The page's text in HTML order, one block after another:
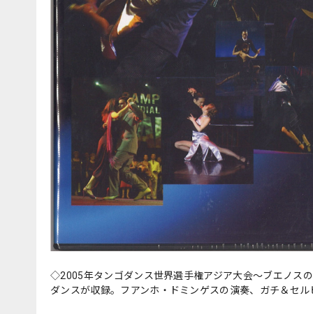
◇2005年タンゴダンス世界選手権アジア大会〜ブエノス
ダンスが収録。フアンホ・ドミンゲスの演奏、ガチ＆セ